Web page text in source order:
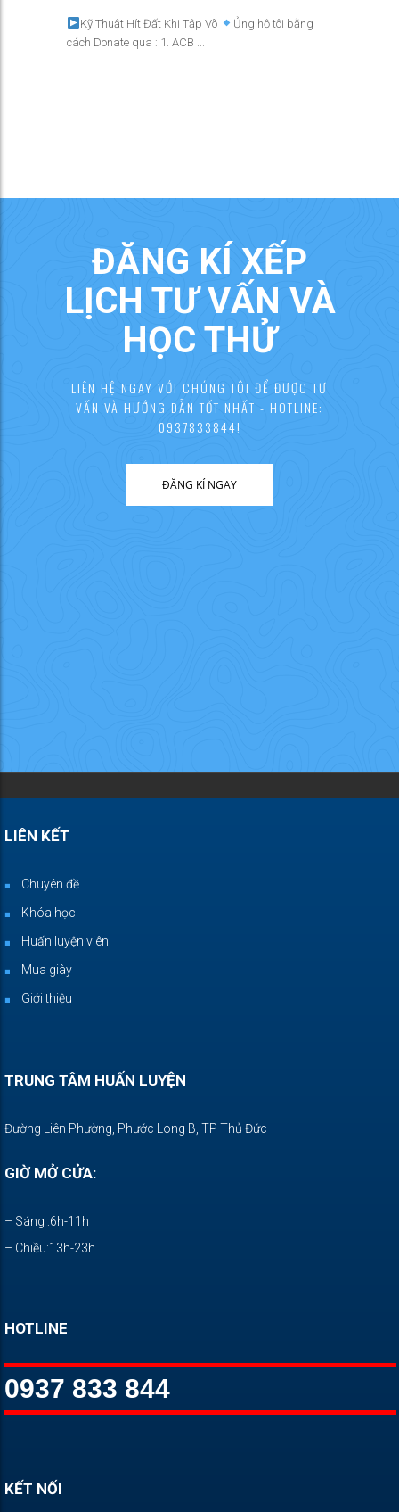
Kỹ Thuật Hít Đất Khi Tập Võ
Ủng hộ tôi bằng
cách Donate qua : 1. ACB ...
ĐĂNG KÍ XẾP
LỊCH TƯ VẤN VÀ
HỌC THỬ
LIÊN HỆ NGAY VỚI CHÚNG TÔI ĐỂ ĐƯỢC TƯ
VẤN VÀ HƯỚNG DẪN TỐT NHẤT - HOTLINE:
0937833844!
ĐĂNG KÍ NGAY
LIÊN KẾT
Chuyên đề
Khóa học
Huấn luyện viên
Mua giày
Giới thiệu
TRUNG TÂM HUẤN LUYỆN
Đường Liên Phường, Phước Long B, TP Thủ Đức
GIỜ MỞ CỬA:
– Sáng :6h-11h
– Chiều:13h-23h
HOTLINE
0937 833 844
KẾT NỐI